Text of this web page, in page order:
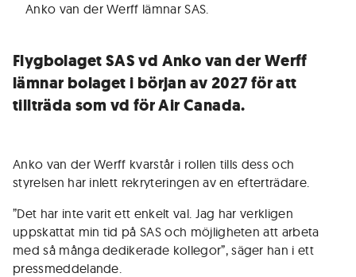
Anko van der Werff lämnar SAS.
Flygbolaget SAS vd Anko van der Werff
lämnar bolaget i början av 2027 för att
tillträda som vd för Air Canada.
Anko van der Werff kvarstår i rollen tills dess och
styrelsen har inlett rekryteringen av en efterträdare.
”Det har inte varit ett enkelt val. Jag har verkligen
uppskattat min tid på SAS och möjligheten att arbeta
med så många dedikerade kollegor”, säger han i ett
pressmeddelande.